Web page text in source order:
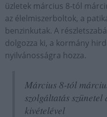
üzletek március 8-tól
az élelmiszerboltok, a
benzinkutak. A
dolgozza ki, a kormány
nyilvánosságra hozza.
Március 8-tól
szolgáltatás szünetel
kivételével